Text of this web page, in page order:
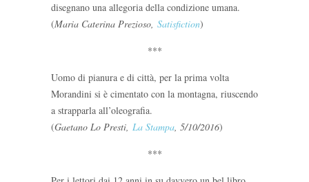
disegnano una allegoria della condizione umana.
(Maria Caterina Prezioso, Satisfiction)
***
Uomo di pianura e di città, per la prima volta
Morandini si è cimentato con la montagna, riuscendo
a strapparla all’oleografia.
(Gaetano Lo Presti, La Stampa, 5/10/2016)
***